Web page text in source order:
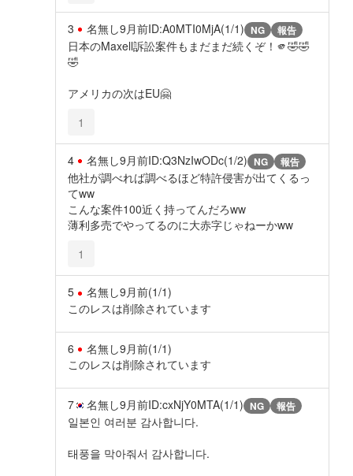
3 名無し9月前ID:A0MTI0MjA(1/1) NG 報告
日本のMaxell訴訟案件もまだまだ続くぞ！🫵🤣🤣
🤣
アメリカの次はEU🤗
1
4 名無し9月前ID:Q3NzIwODc(1/2) NG 報告
他社が調べれば調べるほど特許侵害が出てくるっ
てww
こんな案件100近く持ってんだろww
薄利多売でやってるのに大赤字じゃねーかww
1
5 名無し9月前(1/1)
このレスは削除されています
6 名無し9月前(1/1)
このレスは削除されています
7 名無し9月前ID:cxNjY0MTA(1/1) NG 報告
일본인 여러분 감사합니다.
태풍을 막아줘서 감사합니다.